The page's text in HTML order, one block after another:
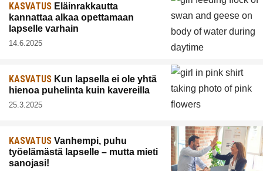
KASVATUS Eläinrakkautta
kannattaa alkaa opettamaan
lapselle varhain
14.6.2025
KASVATUS Kun lapsella ei ole yhtä
hienoa puhelinta kuin kavereilla
25.3.2025
KASVATUS Vanhempi, puhu
työelämästä lapselle – mutta mieti
sanojasi!